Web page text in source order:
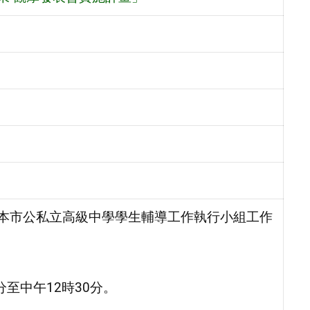
市公私立高級中學學生輔導工作執行小組工作
中午12時30分。